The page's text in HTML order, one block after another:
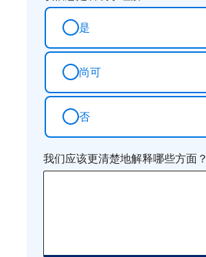
是
尚可
否
我们应该更清楚地解释哪些方面？